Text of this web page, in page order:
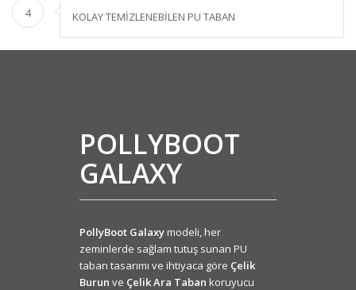
4 KOLAY TEMİZLENEBİLEN PU TABAN
POLLYBOOT
GALAXY
PollyBoot Galaxymodeli, her
zeminlerde sağlam tutuş sunan PU
taban tasarımı ve ihtiyaca göre Çelik
Burun ve Çelik Ara Taban koruyucu